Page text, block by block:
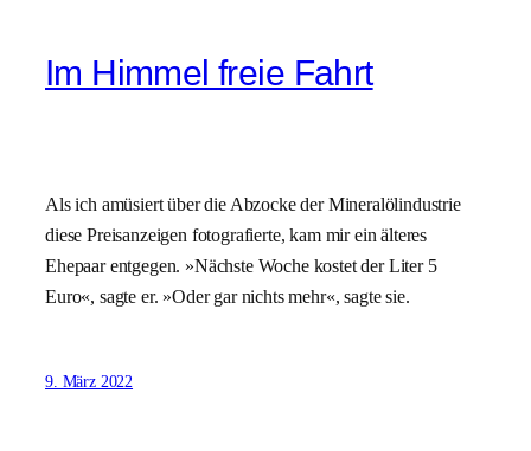
Im Himmel freie Fahrt
Als ich amüsiert über die Abzocke der Mineralölindustrie
diese Preisanzeigen fotografierte, kam mir ein älteres
Ehepaar entgegen. »Nächste Woche kostet der Liter 5
Euro«, sagte er. »Oder gar nichts mehr«, sagte sie.
9. März 2022